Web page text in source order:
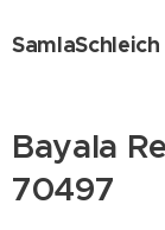
SamlaSchleich
Bayala
70497